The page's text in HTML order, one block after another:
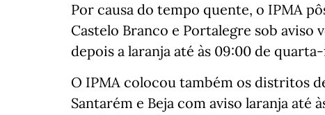
Por causa do tempo quente, o IPMA
Castelo Branco e Portalegre sob aviso
depois a laranja até às 09:00 de
O IPMA colocou também os distritos
Santarém e Beja com aviso laranja até